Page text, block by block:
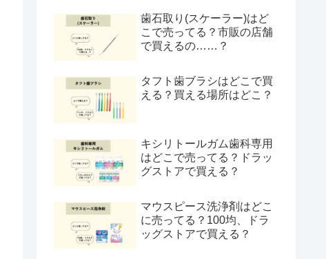
歯石取り(スケーラー)はど
こで売ってる？市販の店舗
で買えるの……？
タフト歯ブラシはどこで買
える？買える場所はどこ？
キシリトールガム歯科専用
はどこで売ってる？ドラッ
グストアで買える？
マウスピース洗浄剤はどこ
に売ってる？100均、ドラ
ッグストアで買える？